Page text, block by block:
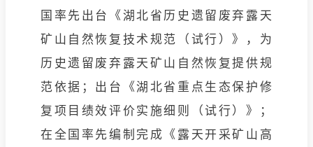
国率先出台《湖北省历史遗留废弃露天
矿山自然恢复技术规范（试行）》，为
历史遗留废弃露天矿山自然恢复提供规
范依据；出台《湖北省重点生态保护修
复项目绩效评价实施细则（试行）》；
在全国率先编制完成《露天开采矿山高